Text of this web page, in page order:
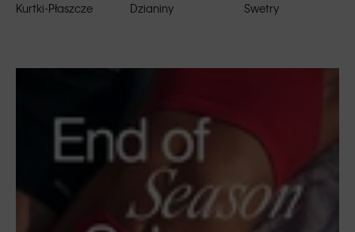
Kurtki-Płaszcze Dzianiny Swetry